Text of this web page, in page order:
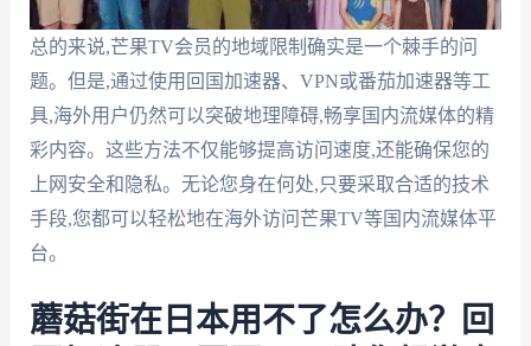
总的来说,芒果TV会员的地域限制确实是一个棘手的问
题。但是,通过使用回国加速器、VPN或番茄加速器等工
具,海外用户仍然可以突破地理障碍,畅享国内流媒体的精
彩内容。这些方法不仅能够提高访问速度,还能确保您的
上网安全和隐私。无论您身在何处,只要采取合适的技术
手段,您都可以轻松地在海外访问芒果TV等国内流媒体平
台。
蘑菇街在日本用不了怎么办？回